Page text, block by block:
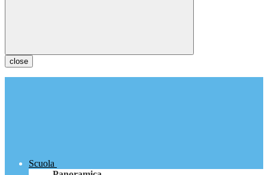
close
Scuola